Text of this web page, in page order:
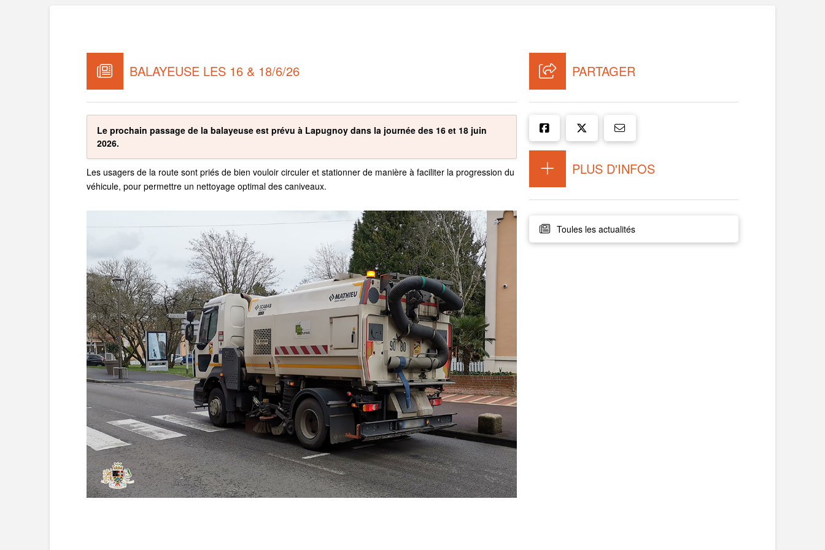
BALAYEUSE LES 16 & 18/6/26
Le prochain passage de la balayeuse est prévu à Lapugnoy dans la journée des 16 et 18 juin
2026.
Les usagers de la route sont priés de bien vouloir circuler et stationner de manière à faciliter la progression du
véhicule, pour permettre un nettoyage optimal des caniveaux.
PARTAGER
PLUS D'INFOS
Toules les actualités